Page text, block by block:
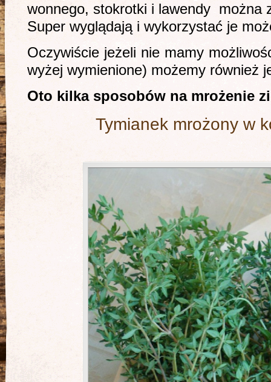
wonnego, stokrotki i lawendy można
Super wyglądają i wykorzystać je
Oczywiście jeżeli nie mamy
wyżej wymienione) możemy również
Oto kilka sposobów na mrożenie
Tymianek mrożony w